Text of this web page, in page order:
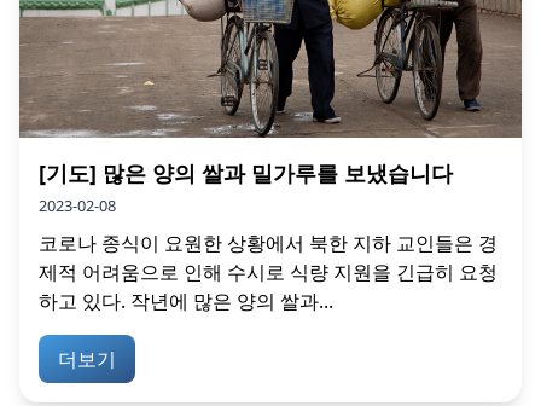
[기도] 많은 양의 쌀과 밀가루를 보냈습니다
2023-02-08
코로나 종식이 요원한 상황에서 북한 지하 교인들은 경
제적 어려움으로 인해 수시로 식량 지원을 긴급히 요청
하고 있다. 작년에 많은 양의 쌀과...
더보기